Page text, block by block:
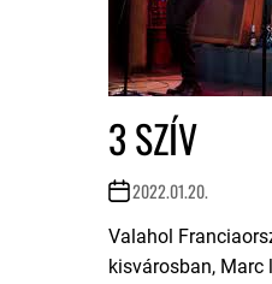
3 SZÍV
2022.01.20.
Valahol
kisvárosban, Marc